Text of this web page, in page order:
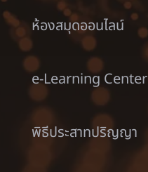
ห้องสมุดออนไลน์
e-Learning Center
พิธีประสาทปริญญา